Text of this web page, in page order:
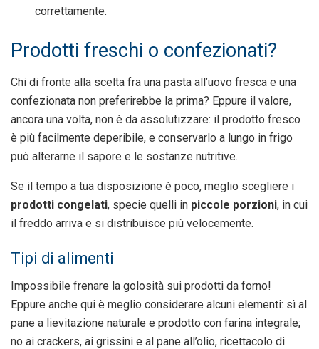
correttamente.
Prodotti freschi o confezionati?
Chi di fronte alla scelta fra una pasta all’uovo fresca e una
confezionata non preferirebbe la prima? Eppure il valore,
ancora una volta, non è da assolutizzare: il prodotto fresco
è più facilmente deperibile, e conservarlo a lungo in frigo
può alterarne il sapore e le sostanze nutritive.
Se il tempo a tua disposizione è poco, meglio scegliere i
prodotti congelati, specie quelli in piccole porzioni, in cui
il freddo arriva e si distribuisce più velocemente.
Tipi di alimenti
Impossibile frenare la golosità sui prodotti da forno!
Eppure anche qui è meglio considerare alcuni elementi: sì al
pane a lievitazione naturale e prodotto con farina integrale;
no ai crackers, ai grissini e al pane all’olio, ricettacolo di